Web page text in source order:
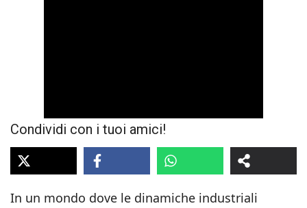
Condividi con i tuoi amici!
In un mondo dove le dinamiche industriali